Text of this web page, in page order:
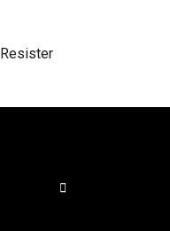
Resister